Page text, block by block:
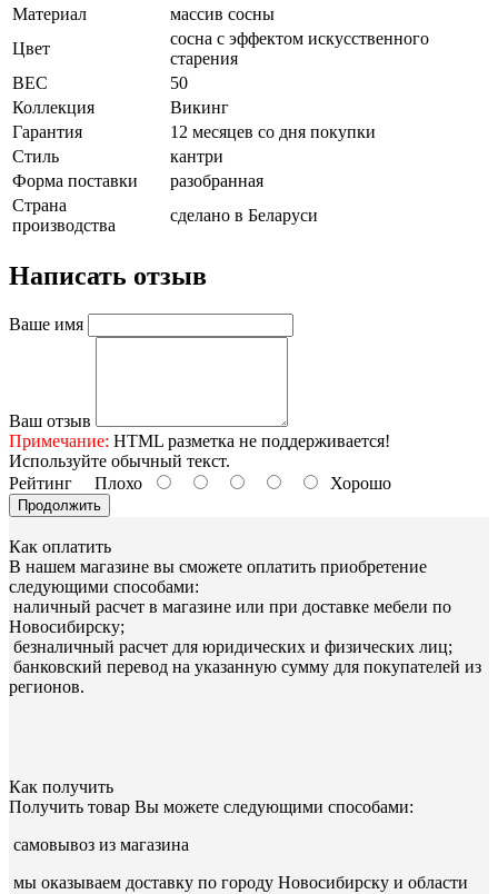
Материал
массив сосны
Цвет
сосна с эффектом искусственного
старения
ВЕС
50
Коллекция
Викинг
Гарантия
12 месяцев со дня покупки
Стиль
кантри
Форма поставки
разобранная
Страна
производства
сделано в Беларуси
Написать отзыв
Ваше имя
Ваш отзыв
Примечание: HTML разметка не поддерживается!
Используйте обычный текст.
Рейтинг Плохо Хорошо
Продолжить
Как оплатить
В нашем магазине вы сможете оплатить приобретение
следующими способами:
наличный расчет в магазине или при доставке мебели по
Новосибирску;
безналичный расчет для юридических и физических лиц;
банковский перевод на указанную сумму для покупателей из
регионов.
Как получить
Получить товар Вы можете следующими способами:
самовывоз из магазина
мы оказываем доставку по городу Новосибирску и области